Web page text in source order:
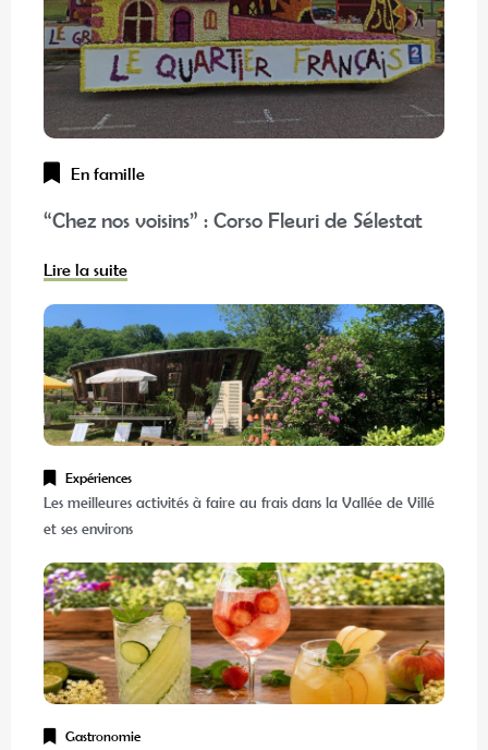
En famille
“Chez nos voisins” : Corso Fleuri de Sélestat
Lire la suite
Expériences
Les meilleures activités à faire au frais dans la Vallée de Villé
et ses environs
Gastronomie